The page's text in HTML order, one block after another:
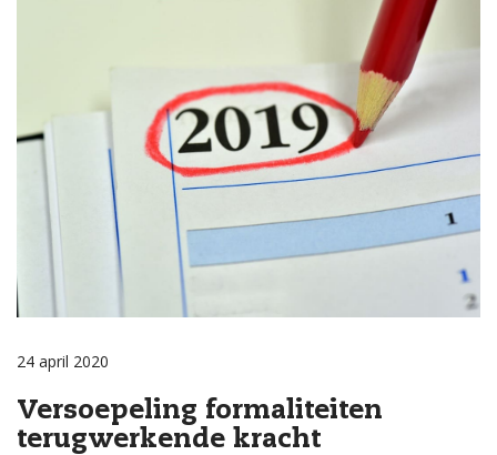
24 april 2020
Versoepeling formaliteiten
terugwerkende kracht